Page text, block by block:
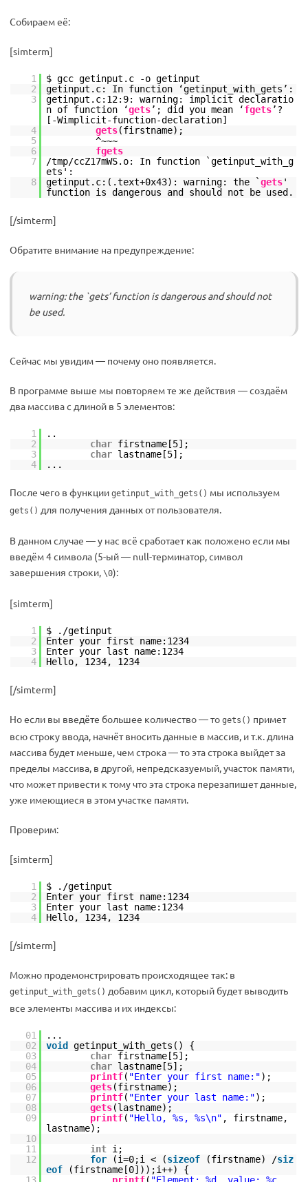
Собираем её:
[simterm]
1
$ gcc getinput.c -o getinput
2
getinput.c: In function ‘getinput_with_gets’:
3
getinput.c:12:9: warning: implicit declaratio
n of function ‘gets’; did you mean ‘fgets’?
[-Wimplicit-function-declaration]
4
gets(firstname);
5
^~~~
6
fgets
7
/tmp/ccZ17mWS.o: In function `getinput_with_g
ets':
8
getinput.c:(.text+0x43): warning: the `gets'
function is dangerous and should not be used.
[/simterm]
Обратите внимание на предупреждение:
warning: the `gets’ function is dangerous and should not
be used.
Сейчас мы увидим — почему оно появляется.
В программе выше мы повторяем те же действия — создаём
два массива с длиной в 5 элементов:
1
..
2
char firstname[5];
3
char lastname[5];
4
...
После чего в функции getinput_with_gets() мы используем
gets() для получения данных от пользователя.
В данном случае — у нас всё сработает как положено если мы
введём 4 символа (5-ый — null-терминатор, символ
завершения строки, \0):
[simterm]
1
$ ./getinput
2
Enter your first name:1234
3
Enter your last name:1234
4
Hello, 1234, 1234
[/simterm]
Но если вы введёте большее количество — то gets() примет
всю строку ввода, начнёт вносить данные в массив, и т.к. длина
массива будет меньше, чем строка — то эта строка выйдет за
пределы массива, в другой, непредсказуемый, участок памяти,
что может привести к тому что эта строка перезапишет данные,
уже имеющиеся в этом участке памяти.
Проверим:
[simterm]
1
$ ./getinput
2
Enter your first name:1234
3
Enter your last name:1234
4
Hello, 1234, 1234
[/simterm]
Можно продемонстрировать происходящее так: в
getinput_with_gets() добавим цикл, который будет выводить
все элементы массива и их индексы:
01
...
02
void
getinput_with_gets() {
03
char firstname[5];
04
char lastname[5];
05
printf( "Enter your first name:");
06
gets(firstname);
07
printf( "Enter your last name:");
08
gets(lastname);
09
printf( "Hello, %s, %s\n" , firstname,
lastname);
10
11
int i;
12
for (i=0;i < (sizeof (firstname) /siz
eof
(firstname[0]));i++) {